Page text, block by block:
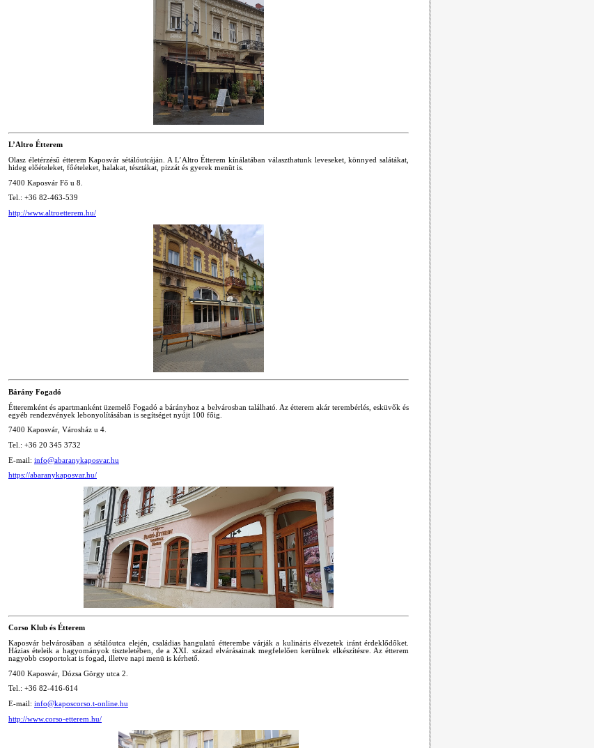
L’Altro Étterem
Olasz életérzésű étterem Kaposvár sétálóutcáján. A L’Altro Étterem kínálatában választhatunk leveseket, könnyed salátákat,
hideg előételeket, főételeket, halakat, tésztákat, pizzát és gyerek menüt is.
7400 Kaposvár Fő u 8.
Tel.: +36 82-463-539
http://www.altroetterem.hu/
Bárány Fogadó
Étteremként és apartmanként üzemelő Fogadó a bárányhoz a belvárosban található. Az étterem akár terembérlés, esküvők és
egyéb rendezvények lebonyolításában is segítséget nyújt 100 főig.
7400 Kaposvár, Városház u 4.
Tel.: +36 20 345 3732
E-mail: info@abaranykaposvar.hu
https://abaranykaposvar.hu/
Corso Klub és Étterem
Kaposvár belvárosában a sétálóutca elején, családias hangulatú étterembe várják a kulináris élvezetek iránt érdeklődőket.
Házias ételeik a hagyományok tiszteletében, de a XXI. század elvárásainak megfelelően kerülnek elkészítésre. Az étterem
nagyobb csoportokat is fogad, illetve napi menü is kérhető.
7400 Kaposvár, Dózsa Görgy utca 2.
Tel.: +36 82-416-614
E-mail: info@kaposcorso.t-online.hu
http://www.corso-etterem.hu/